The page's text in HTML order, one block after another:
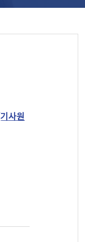
[기사원